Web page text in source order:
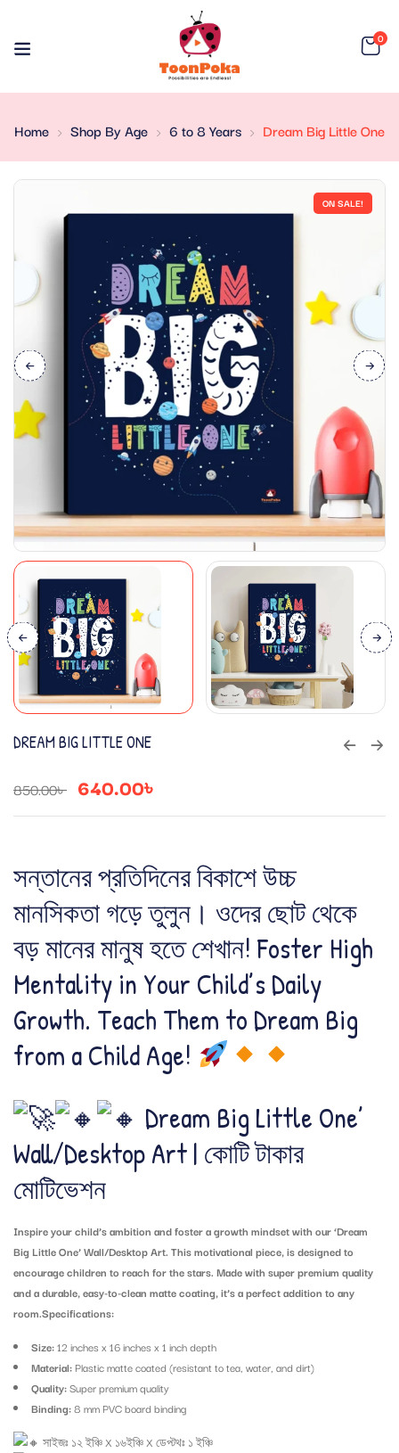
0
Home Shop By Age 6 to 8 Years Dream Big Little One
ON SALE!
DREAM BIG LITTLE ONE
850.00৳ 640.00৳
সন্তানের প্রতিদিনের বিকাশে উচ্চ
মানসিকতা গড়ে তুলুন। ওদের ছোট থেকে
বড় মানের মানুষ হতে শেখান! Foster High
Mentality in Your Child’s Daily
Growth. Teach Them to Dream Big
from a Child Age!
Dream Big Little One’
Wall/Desktop Art | কোটি টাকার
মোটিভেশন
Inspire your child’s ambition and foster a growth mindset with our ‘Dream
Big Little One’ Wall/Desktop Art. This motivational piece, is designed to
encourage children to reach for the stars. Made with super premium quality
and a durable, easy-to-clean matte coating, it’s a perfect addition to any
room.Specifications:
Size:12 inches x 16 inches x 1 inch depth
Material: Plastic matte coated (resistant to tea, water, and dirt)
Quality:Super premium quality
Binding:8 mm PVC board binding
সাইজঃ ১২ ইঞ্চি X ১৬ইঞ্চি X ডেপ্টথঃ ১ ইঞ্চি